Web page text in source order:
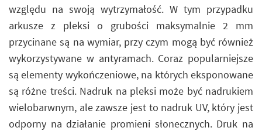
względu na swoją wytrzymałość. W tym przypadku
arkusze z pleksi o grubości maksymalnie 2 mm
przycinane są na wymiar, przy czym mogą być również
wykorzystywane w antyramach. Coraz popularniejsze
są elementy wykończeniowe, na których eksponowane
są różne treści. Nadruk na pleksi może być nadrukiem
wielobarwnym, ale zawsze jest to nadruk UV, który jest
odporny na działanie promieni słonecznych. Druk na